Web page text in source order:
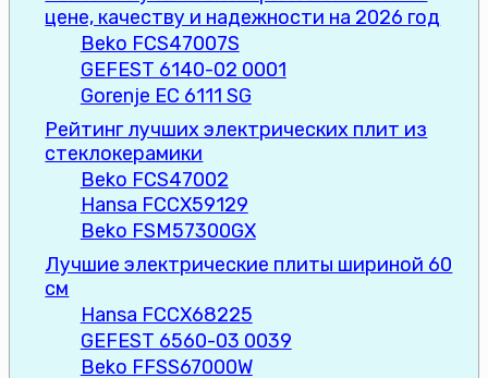
цене, качеству и надежности на 2026 год
Beko FCS47007S
GEFEST 6140-02 0001
Gorenje EC 6111 SG
Рейтинг лучших электрических плит из
стеклокерамики
Beko FCS47002
Hansa FCCX59129
Beko FSM57300GX
Лучшие электрические плиты шириной 60
см
Hansa FCCX68225
GEFEST 6560-03 0039
Beko FFSS67000W